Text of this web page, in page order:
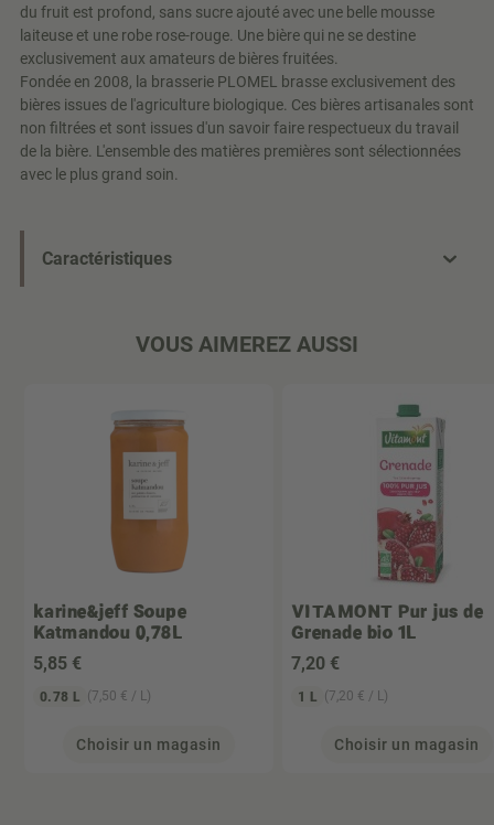
du fruit est profond, sans sucre ajouté avec une belle mousse
laiteuse et une robe rose-rouge. Une bière qui ne se destine
exclusivement aux amateurs de bières fruitées.
Fondée en 2008, la brasserie PLOMEL brasse exclusivement des
bières issues de l'agriculture biologique. Ces bières artisanales sont
non filtrées et sont issues d'un savoir faire respectueux du travail
de la bière. L'ensemble des matières premières sont sélectionnées
avec le plus grand soin.
Caractéristiques
VOUS AIMEREZ AUSSI
karine&jeff Soupe
Katmandou 0,78L
5,85 €
0.78 L (7,50 € / L)
Choisir un magasin
VITAMONT Pur jus de
Grenade bio 1L
7,20 €
1 L (7,20 € / L)
Choisir un magasin